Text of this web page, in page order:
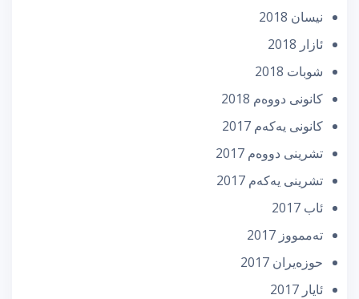
نیسان 2018
ئازار 2018
شوبات 2018
كانونی دووه‌م 2018
كانونی یه‌كه‌م 2017
تشرینی دووه‌م 2017
تشرینی یه‌كه‌م 2017
ئاب 2017
تەممووز 2017
حوزه‌یران 2017
ئایار 2017